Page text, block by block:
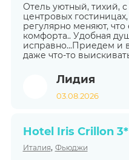
Отель уютный, тихий,
центровых
регулярно меняют,
комфорта.. Удобная
исправно...Приедем и
даже что-то
Лидия
03.08.2026
Hotel Iris Crillon 3*
Италия, Фьюджи